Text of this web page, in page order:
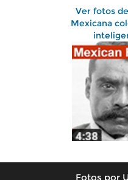
Ver fotos
Mexicana
Fotos por